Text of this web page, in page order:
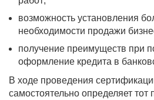
возможность установления
необходимости продажи
получение преимуществ при
оформление кредита в
В ходе проведения
самостоятельно определяет тот